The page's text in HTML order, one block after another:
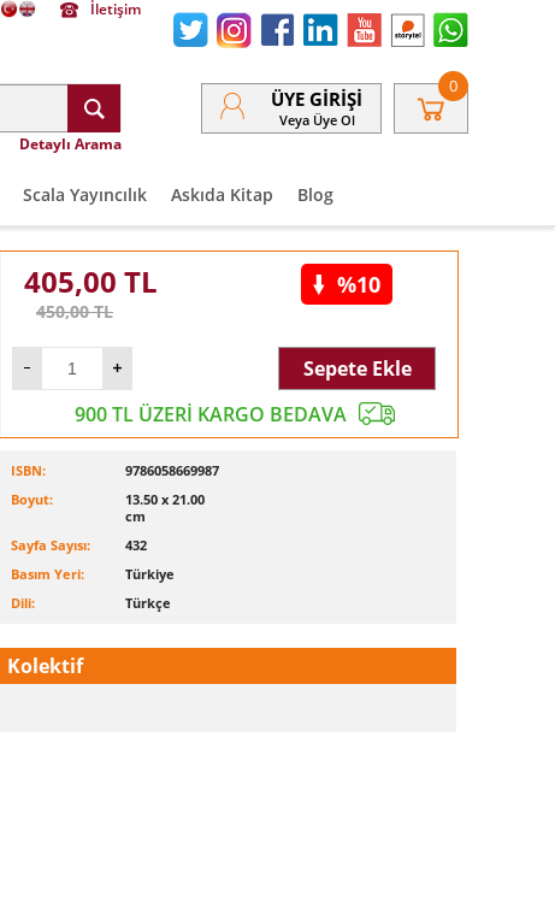
İletişim
Detaylı Arama
ÜYE GIRIŞI
Veya Üye Ol
0
Scala Yayıncılık Askıda Kitap Blog
405,00 TL
450,00TL
%10
Sepete Ekle
900 TL ÜZERİ KARGO BEDAVA
ISBN:
9786058669987
Boyut:
13.50 x 21.00
cm
Sayfa Sayısı:
432
Basım Yeri:
Türkiye
Dili:
Türkçe
Kolektif